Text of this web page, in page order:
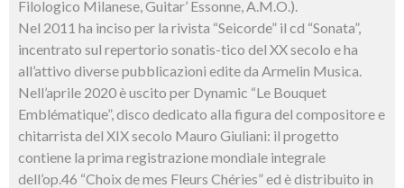
Filologico Milanese, Guitar’ Essonne, A.M.O.).
Nel 2011 ha inciso per la rivista “Seicorde” il cd “Sonata”,
incentrato sul repertorio sonatis-tico del XX secolo e ha
all’attivo diverse pubblicazioni edite da Armelin Musica.
Nell’aprile 2020 è uscito per Dynamic “Le Bouquet
Emblématique”, disco dedicato alla figura del compositore e
chitarrista del XIX secolo Mauro Giuliani: il progetto
contiene la prima registrazione mondiale integrale
dell’op.46 “Choix de mes Fleurs Chéries” ed è distribuito in